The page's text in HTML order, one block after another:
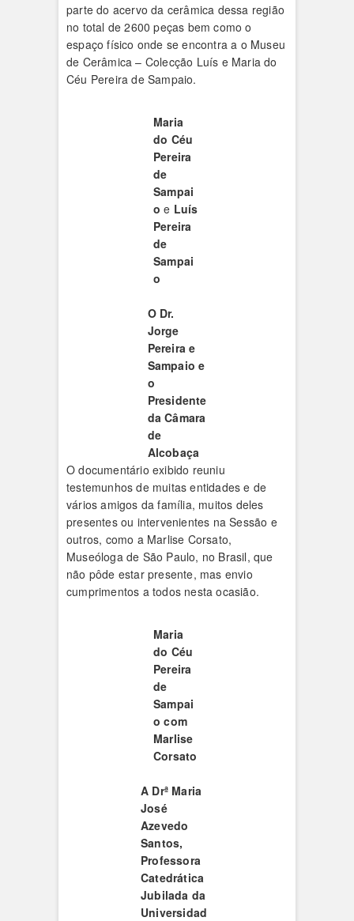
parte do acervo da cerâmica dessa região
no total de 2600 peças bem como o
espaço físico onde se encontra a o Museu
de Cerâmica – Colecção Luís e Maria do
Céu Pereira de Sampaio.
Maria
do Céu
Pereira
de
Sampai
o e Luís
Pereira
de
Sampai
o
O Dr.
Jorge
Pereira e
Sampaio e
o
Presidente
da Câmara
de
Alcobaça
O documentário exibido reuniu
testemunhos de muitas entidades e de
vários amigos da família, muitos deles
presentes ou intervenientes na Sessão e
outros, como a Marlise Corsato,
Museóloga de São Paulo, no Brasil, que
não pôde estar presente, mas envio
cumprimentos a todos nesta ocasião.
Maria
do Céu
Pereira
de
Sampai
o com
Marlise
Corsato
A Drª Maria
José
Azevedo
Santos,
Professora
Catedrática
Jubilada da
Universidad